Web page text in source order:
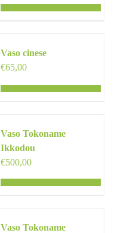
Vaso cinese
€65,00
Vaso Tokoname
Ikkodou
€500,00
Vaso Tokoname